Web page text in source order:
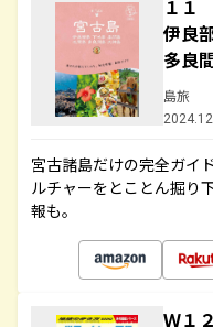
１１
伊良
多良
島旅
宮古諸島だけの完全ガイ
ルチャーをとことん掘り
報も。
Ｗ１